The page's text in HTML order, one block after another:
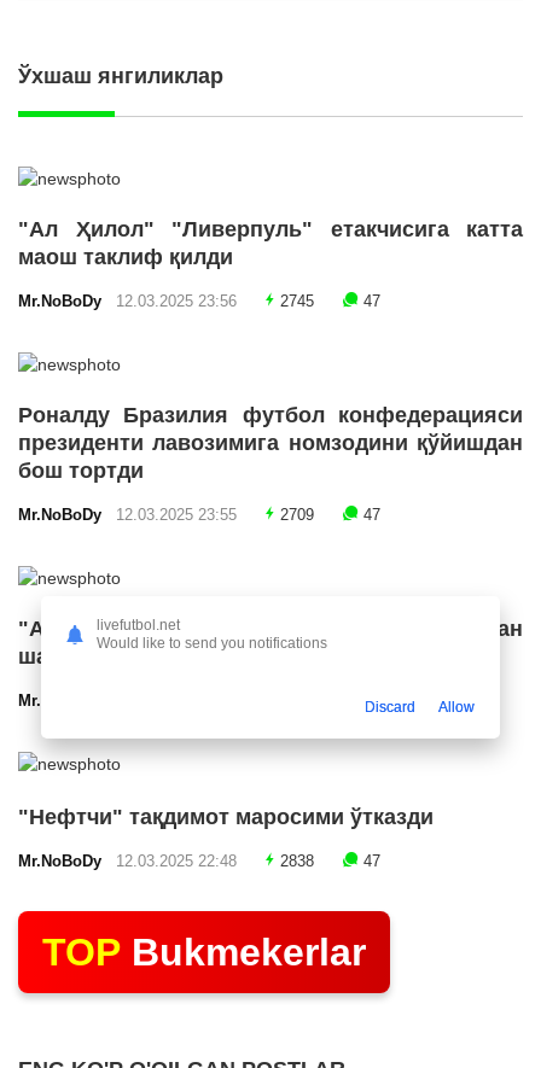
Ўхшаш янгиликлар
"Ал Ҳилол" "Ливерпуль" етакчисига катта
маош таклиф қилди
Mr.NoBoDy 12.03.2025 23:56 2745 47
Роналду Бразилия футбол конфедерацияси
президенти лавозимига номзодини қўйишдан
бош тортди
Mr.NoBoDy 12.03.2025 23:55 2709 47
"Арсенал" икки ярим ҳимоячи билан
шартнома имзолашга яқин
Mr.NoBoDy 47
"Нефтчи" тақдимот маросими ўтказди
Mr.NoBoDy 12.03.2025 22:48 2838 47
TOP Bukmekerlar
livefutbol.net
Would like to send you notifications
Discard Allow